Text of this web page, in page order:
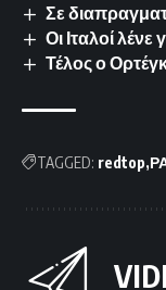
Σε
Οι Ιταλοί
Τέλος ο
TAGGED: redtop